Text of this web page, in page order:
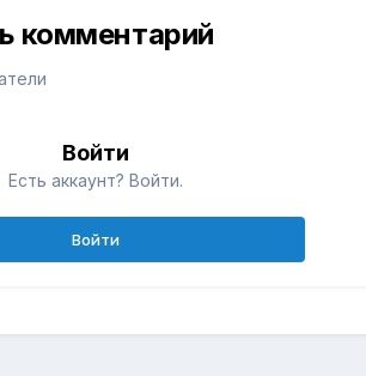
комментарий
Войти
Есть аккаунт? Войти.
Войти